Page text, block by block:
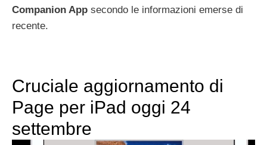
Companion App secondo le informazioni emerse di
recente.
Cruciale aggiornamento di
Page per iPad oggi 24
settembre